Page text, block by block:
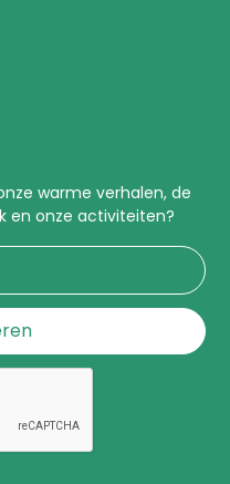
warme verhalen, de
en onze activiteiten?